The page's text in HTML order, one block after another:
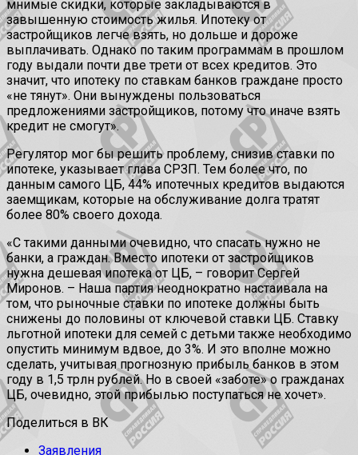
мнимые скидки, которые закладываются в
завышенную стоимость жилья. Ипотеку от
застройщиков легче взять, но дольше и дороже
выплачивать. Однако по таким программам в прошлом
году выдали почти две трети от всех кредитов. Это
значит, что ипотеку по ставкам банков граждане просто
«не тянут». Они вынуждены пользоваться
предложениями застройщиков, потому что иначе взять
кредит не смогут».
Регулятор мог бы решить проблему, снизив ставки по
ипотеке, указывает глава СРЗП. Тем более что, по
данным самого ЦБ, 44% ипотечных кредитов выдаются
заемщикам, которые на обслуживание долга тратят
более 80% своего дохода.
«С такими данными очевидно, что спасать нужно не
банки, а граждан. Вместо ипотеки от застройщиков
нужна дешевая ипотека от ЦБ, – говорит Сергей
Миронов. – Наша партия неоднократно настаивала на
том, что рыночные ставки по ипотеке должны быть
снижены до половины от ключевой ставки ЦБ. Ставку
льготной ипотеки для семей с детьми также необходимо
опустить минимум вдвое, до 3%. И это вполне можно
сделать, учитывая прогнозную прибыль банков в этом
году в 1,5 трлн рублей. Но в своей «заботе» о гражданах
ЦБ, очевидно, этой прибылью поступаться не хочет».
Поделиться в ВК
Заявления